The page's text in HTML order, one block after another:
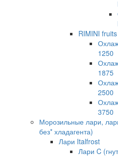
RIMINI
1250
1875
2500
3750
Морозильные лари,
без* хладагента)
Лари Italfrost
Лари C